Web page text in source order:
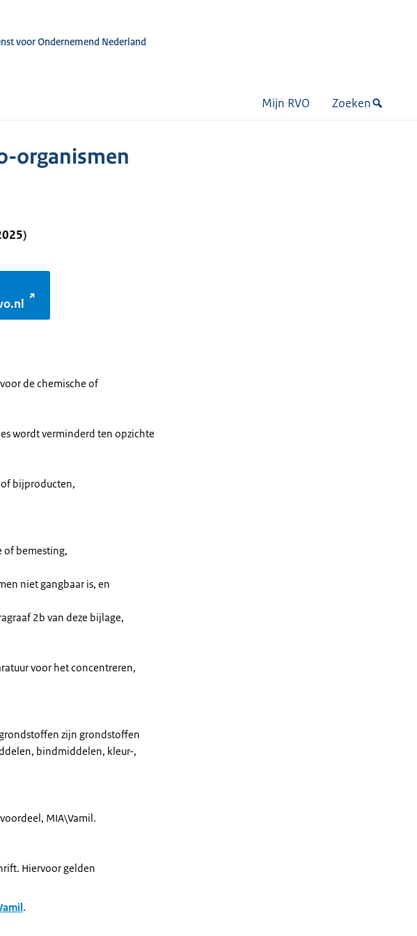
voor Ondernemend Nederland
Mijn RVO Zoeken
organismen
de chemische of
wordt verminderd ten opzichte
bijproducten,
of bemesting,
niet gangbaar is, en
2b van deze bijlage,
voor het concentreren,
zijn grondstoffen
bindmiddelen, kleur-,
MIA\Vamil.
Hiervoor gelden
.